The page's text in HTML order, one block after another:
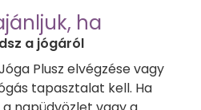
ha
a jógáról
Plusz elvégzése vagy
tapasztalat kell. Ha